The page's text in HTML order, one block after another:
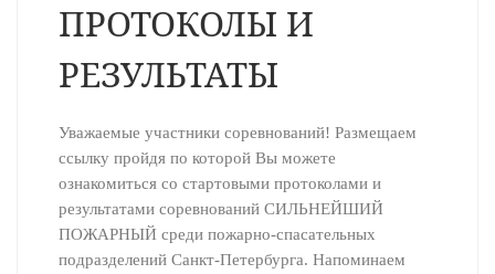
ПРОТОКОЛЫ И
РЕЗУЛЬТАТЫ
Уважаемые участники соревнований! Размещаем
ссылку пройдя по которой Вы можете
ознакомиться со стартовыми протоколами и
результатами соревнований СИЛЬНЕЙШИЙ
ПОЖАРНЫЙ среди пожарно-спасательных
подразделений Санкт-Петербурга. Напоминаем